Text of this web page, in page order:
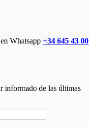
Whatsapp +34 645 43 00
informado de las últimas